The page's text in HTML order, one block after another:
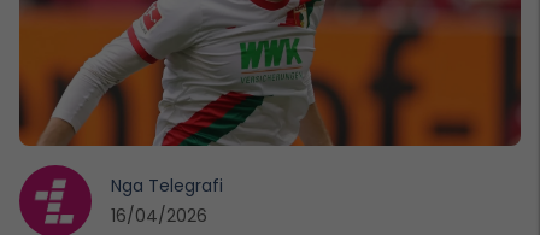
Nga Telegrafi
16/04/2026